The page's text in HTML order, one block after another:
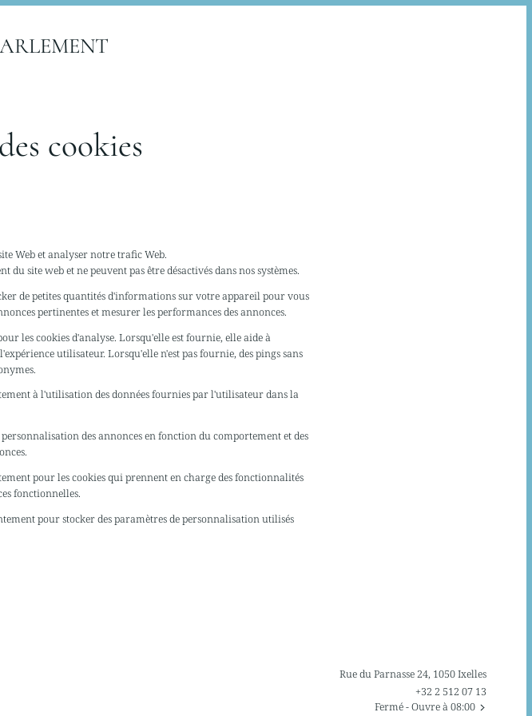
cookies
Web et analyser notre trafic Web.
du site web et ne peuvent pas être désactivés dans nos systèmes.
de petites quantités d'informations sur votre appareil pour vous
pertinentes et mesurer les performances des annonces.
les cookies d'analyse. Lorsqu'elle est fournie, elle aide à
utilisateur. Lorsqu'elle n'est pas fournie, des pings sans
à l'utilisation des données fournies par l'utilisateur dans la
des annonces en fonction du comportement et des
pour les cookies qui prennent en charge des fonctionnalités
fonctionnelles.
pour stocker des paramètres de personnalisation utilisés
Rue du Parnasse 24, 1050 Ixelles
+32 2 512 07 13
Fermé- Ouvre à 08:00